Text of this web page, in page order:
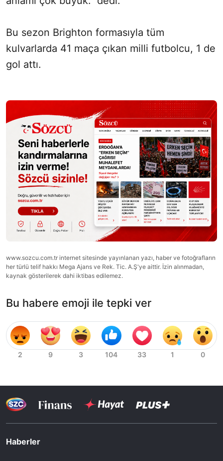
Bu sezon Brighton formasıyla tüm
kulvarlarda 41 maça çıkan milli futbolcu, 1 de
gol attı.
www.sozcu.com.tr internet sitesinde yayınlanan yazı, haber ve fotoğrafların
her türlü telif hakkı Mega Ajans ve Rek. Tic. A.Ş'ye aittir. İzin alınmadan,
kaynak gösterilerek dahi iktibas edilemez.
Bu habere emoji ile tepki ver
Haberler